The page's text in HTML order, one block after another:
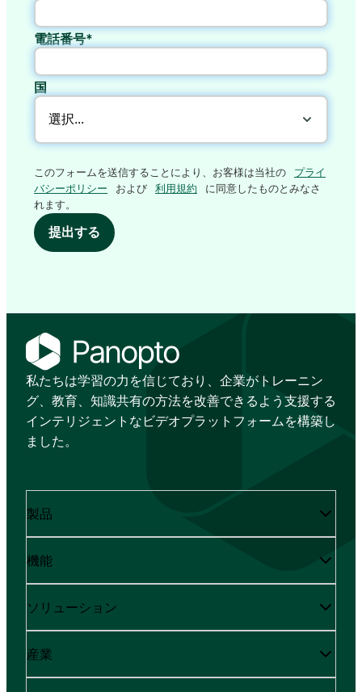
電話番号*
国
このフォームを送信することにより、お客様は当社の
プライ
バシーポリシー
および 利用規約
に同意したものとみなさ
れます。
提出する
私たちは学習の力を信じており、企業がトレーニン
グ、教育、知識共有の方法を改善できるよう支援する
インテリジェントなビデオプラットフォームを構築し
ました。
製品
機能
ソリューション
産業